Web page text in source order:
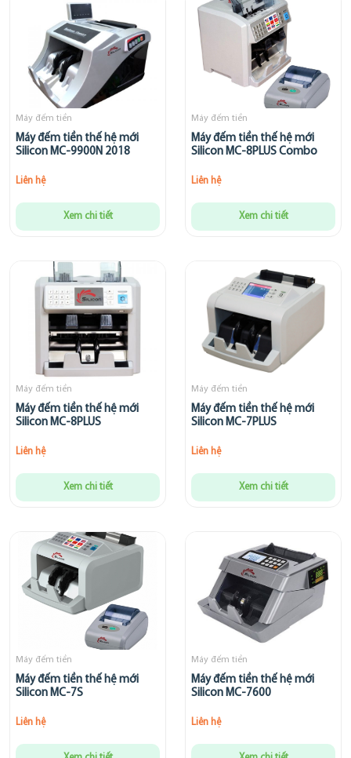
Máy đếm tiền
Máy đếm tiền thế hệ mới
Silicon MC-9900N 2018
Liên hệ
Xem chi tiết
Máy đếm tiền
Máy đếm tiền thế hệ mới
Silicon MC-8PLUS Combo
Liên hệ
Xem chi tiết
Máy đếm tiền
Máy đếm tiền thế hệ mới
Silicon MC-8PLUS
Liên hệ
Xem chi tiết
Máy đếm tiền
Máy đếm tiền thế hệ mới
Silicon MC-7PLUS
Liên hệ
Xem chi tiết
Máy đếm tiền
Máy đếm tiền thế hệ mới
Silicon MC-7S
Liên hệ
Máy đếm tiền
Máy đếm tiền thế hệ mới
Silicon MC-7600
Liên hệ